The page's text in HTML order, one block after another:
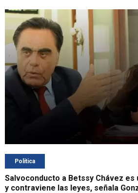
Política
Salvoconducto a Betssy Chávez
y contraviene las leyes, señala